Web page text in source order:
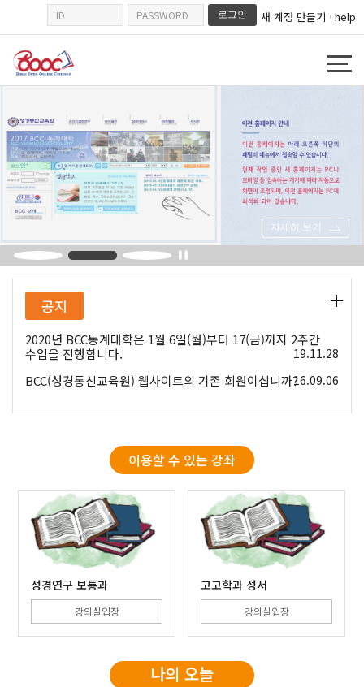
텐
츠
건
너
뛰
새 계정 만들기 | help
자세히 보기
1 2 3
공지
2020년 BCC동계대학은 1월 6일(월)부터 17(금)까지 2주간
수업을 진행합니다.
19.11.28
BCC(성경통신교육원) 웹사이트의 기존 회원이십니까?16.09.06
이용할 수 있는 강좌
성경연구 보통과
강의실입장
고고학과 성서
강의실입장
나의 오늘